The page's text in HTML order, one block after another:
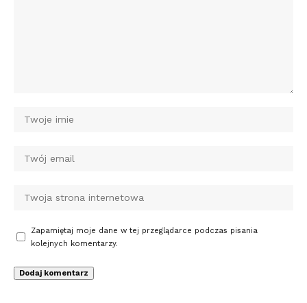
Zapamiętaj moje dane w tej przeglądarce podczas pisania
kolejnych komentarzy.